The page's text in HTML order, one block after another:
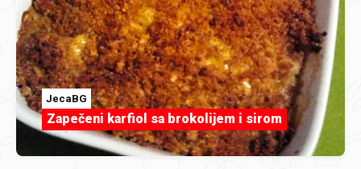
JecaBG
Zapečeni karfiol sa brokolijem i sirom